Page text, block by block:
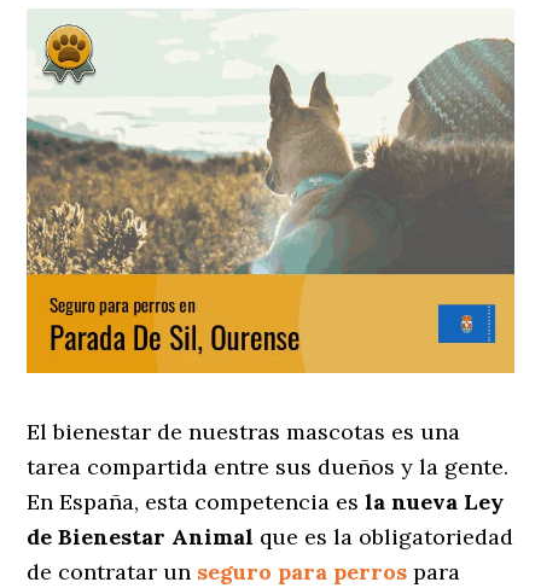
El bienestar de nuestras mascotas es una
tarea compartida entre sus dueños y la gente.
En España, esta competencia esla nueva Ley
de Bienestar Animal que es la obligatoriedad
de contratar un seguro para perros para